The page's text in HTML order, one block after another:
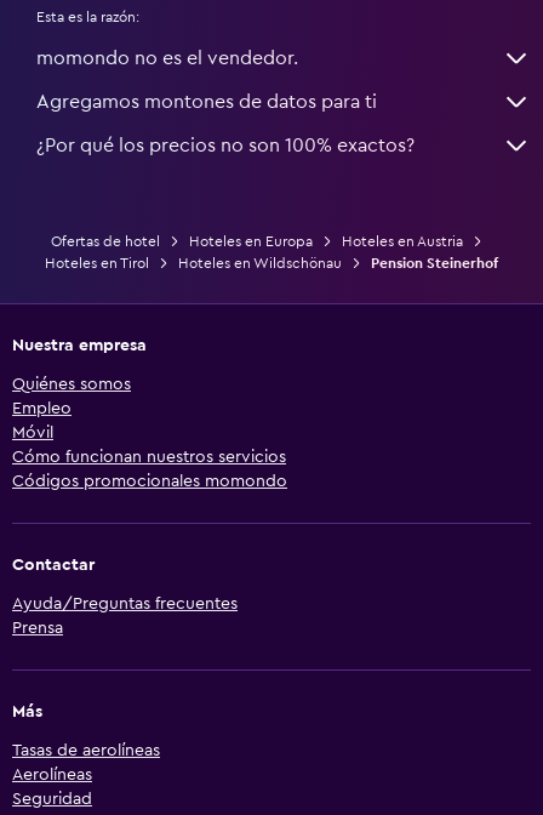
Esta es la razón:
momondo no es el vendedor.
Agregamos montones de datos para ti
¿Por qué los precios no son 100% exactos?
Ofertas de hotel Hoteles en Europa
Hoteles en Austria
Hoteles en Tirol
Hoteles en Wildschönau Pension Steinerhof
Nuestra empresa
Quiénes somos
Empleo
Móvil
Cómo funcionan nuestros servicios
Códigos promocionales momondo
Contactar
Ayuda/Preguntas frecuentes
Prensa
Más
Tasas de aerolíneas
Aerolíneas
Seguridad